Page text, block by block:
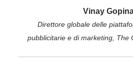
Vinay
Direttore globale delle
pubblicitarie e di marketing, The